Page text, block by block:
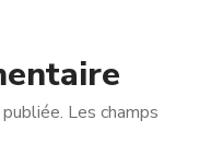
Les champs